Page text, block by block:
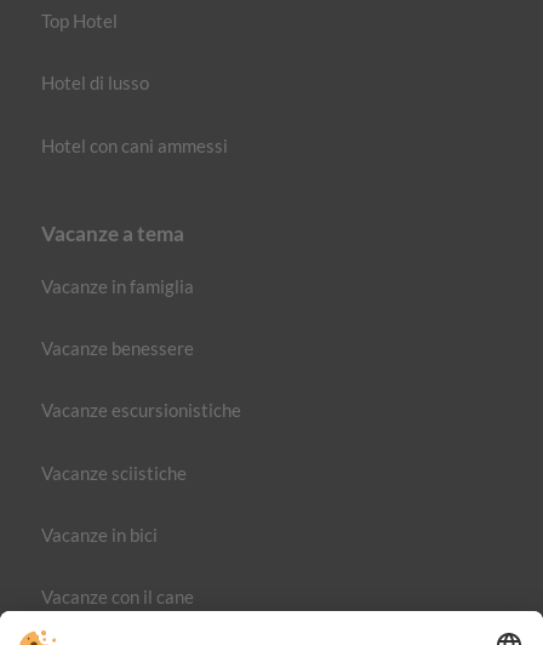
Top Hotel
Hotel di lusso
Hotel con cani ammessi
Vacanze a tema
Vacanze in famiglia
Vacanze benessere
Vacanze escursionistiche
Vacanze sciistiche
Vacanze in bici
Vacanze con il cane